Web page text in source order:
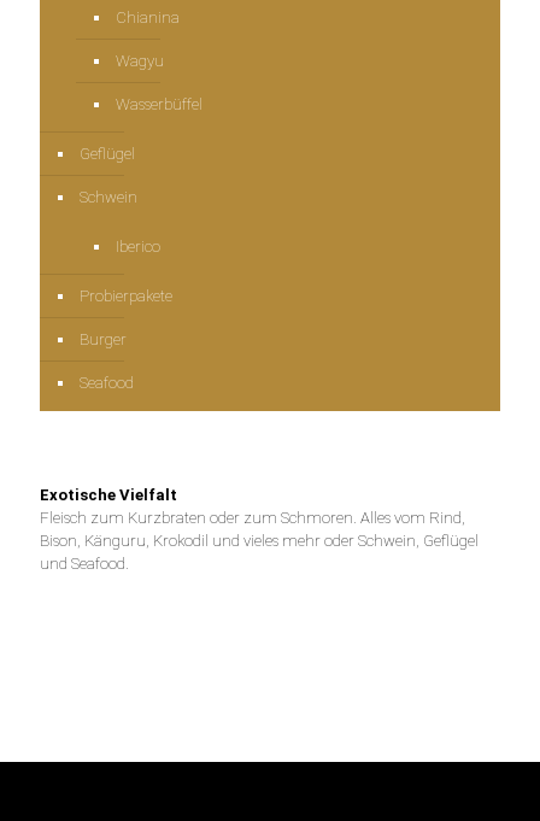
Chianina
Wagyu
Wasserbüffel
Geflügel
Schwein
Iberico
Probierpakete
Burger
Seafood
Exotische Vielfalt
Fleisch zum Kurzbraten oder zum Schmoren. Alles vom Rind,
Bison, Känguru, Krokodil und vieles mehr oder Schwein, Geflügel
und Seafood.